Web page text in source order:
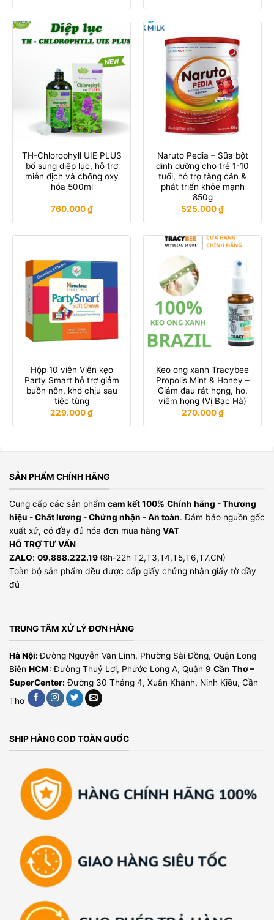
TH-Chlorophyll UIE PLUS
bổ sung diệp lục, hỗ trợ
miễn dịch và chống oxy
hóa 500ml
760.000₫
Naruto Pedia – Sữa bột
dinh dưỡng cho trẻ 1-10
tuổi, hỗ trợ tăng cân &
phát triển khỏe mạnh
850g
525.000₫
Hộp 10 viên Viên kẹo
Party Smart hỗ trợ giảm
buồn nôn, khó chịu sau
tiệc tùng
229.000₫
Keo ong xanh Tracybee
Propolis Mint & Honey –
Giảm đau rát họng, ho,
viêm họng (Vị Bạc Hà)
270.000₫
SẢN PHẨM CHÍNH HÃNG
Cung cấp các sản phẩm cam kết 100% Chính hãng - Thương
hiệu - Chất lương - Chứng nhận - An toàn. Đảm bảo nguồn gốc
xuất xứ, có đầy đủ hóa đơn mua hàng VAT
HỖ TRỢ TƯ VẤN
ZALO: 09.888.222.19 (8h-22h T2,T3,T4,T5,T6,T7,CN)
Toàn bộ sản phẩm đều được cấp giấy chứng nhận giấy tờ đầy
đủ
TRUNG TÂM XỬ LÝ ĐƠN HÀNG
Hà Nội:Đường Nguyễn Văn Linh, Phường Sài Đồng, Quận Long
Biên HCM: Đường Thuỷ Lợi, Phước Long A, Quận 9 Cần Thơ –
SuperCenter: Đường 30 Tháng 4, Xuân Khánh, Ninh Kiều, Cần
Thơ
SHIP HÀNG COD TOÀN QUỐC